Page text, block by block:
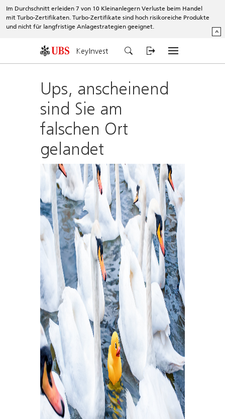
Im Durchschnitt erleiden 7 von 10 Kleinanlegern Verluste beim Handel
mit Turbo-Zertifikaten. Turbo-Zertifikate sind hoch risikoreiche Produkte
und nicht für langfristige Anlagestrategien geeignet.
^
KeyInvest
Ups, anscheinend
sind Sie am
falschen Ort
gelandet